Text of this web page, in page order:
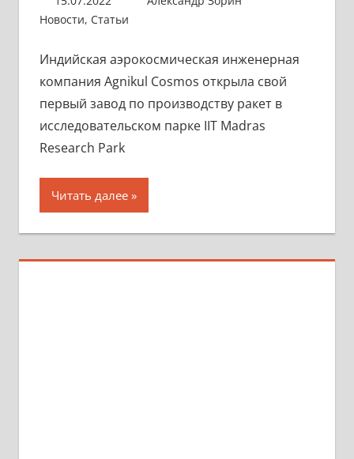
Новости, Статьи
Индийская аэрокосмическая инженерная
компания Agnikul Cosmos открыла свой
первый завод по производству ракет в
исследовательском парке IIT Madras
Research Park
Читать далее